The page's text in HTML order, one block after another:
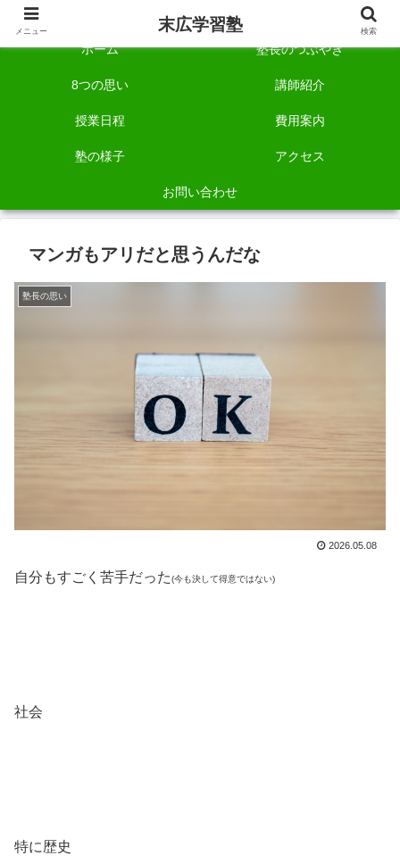
自称「一宮でいちばん塾で勉強させる塾」です。
ホーム 塾長のつぶやき
8つの思い 講師紹介
授業日程 費用案内
塾の様子 アクセス
お問い合わせ
マンガもアリだと思うんだな
塾長の思い
2026.05.08
自分もすごく苦手だった(今も決して得意ではない)
社会
特に歴史
メニュー 末広学習塾 検索